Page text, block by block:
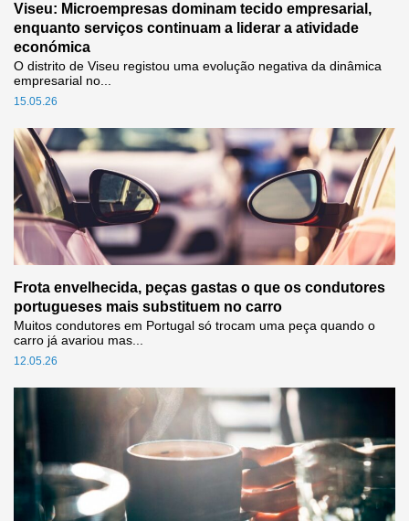
Viseu: Microempresas dominam tecido empresarial,
enquanto serviços continuam a liderar a atividade
económica
15.05.26
O distrito de Viseu registou uma evolução negativa da dinâmica
empresarial no...
Frota envelhecida, peças gastas o que os condutores
portugueses mais substituem no carro
12.05.26
Muitos condutores em Portugal só trocam uma peça quando o
carro já avariou mas...